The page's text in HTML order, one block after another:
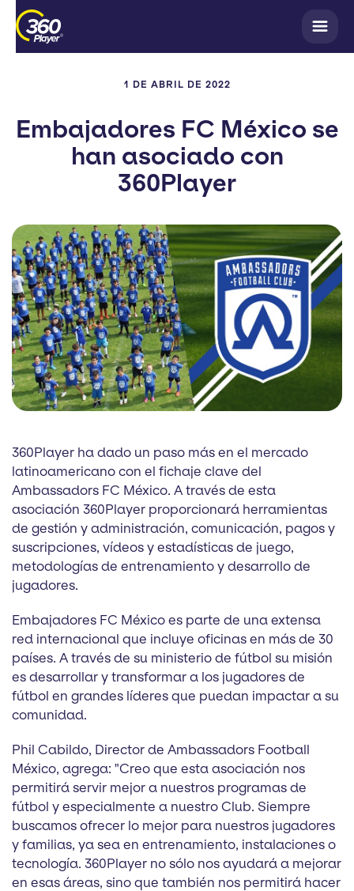
1 DE ABRIL DE 2022
Embajadores FC México se
han asociado con
360Player
360Player ha dado un paso más en el mercado
latinoamericano con el fichaje clave del
Ambassadors FC México. A través de esta
asociación 360Player proporcionará herramientas
de gestión y administración, comunicación, pagos y
suscripciones, vídeos y estadísticas de juego,
metodologías de entrenamiento y desarrollo de
jugadores.
Embajadores FC México es parte de una extensa
red internacional que incluye oficinas en más de 30
países. A través de su ministerio de fútbol su misión
es desarrollar y transformar a los jugadores de
fútbol en grandes líderes que puedan impactar a su
comunidad.
Phil Cabildo, Director de Ambassadors Football
México, agrega: "Creo que esta asociación nos
permitirá servir mejor a nuestros programas de
fútbol y especialmente a nuestro Club. Siempre
buscamos ofrecer lo mejor para nuestros jugadores
y familias, ya sea en entrenamiento, instalaciones o
tecnología. 360Player no sólo nos ayudará a mejorar
en esas áreas, sino que también nos permitirá hacer